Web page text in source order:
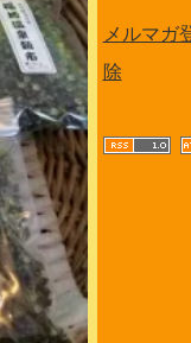
メルマガ
除